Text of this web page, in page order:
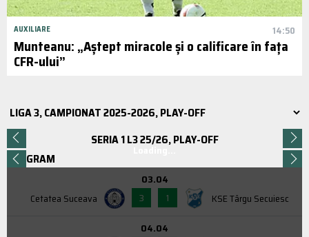
AUXILIARE 14:50
Munteanu: „Aștept miracole și o calificare în fața
CFR-ului”
SERIA 1 L3 25/26, PLAY-OFF
PROGRAM
Cetatea Suceava
03.04
3
1 KSE Târgu Secuiesc
04.04